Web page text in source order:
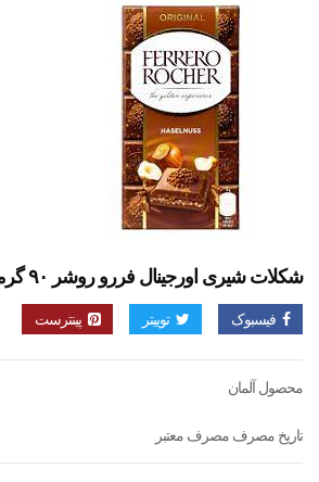
شکلات شیری اورجینال فررو روشر ۹۰ گرمی
فیسبوک توییتر پینترست
محصول آلمان
تاریخ مصرف مصرف معتبر